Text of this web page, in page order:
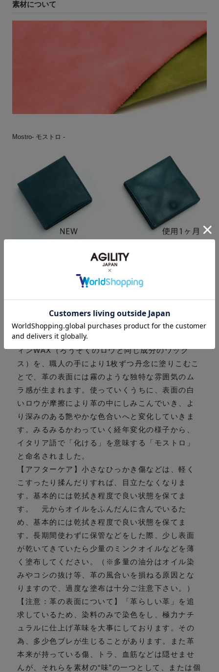
素材について
Mostro- モストロ -
【モストロ】経年変化が楽しめるパラフィンWAX
レザー。植物タンニンで鞣した牛革をベースに、
染色時に獣脂と呼ばれる動物性のオイルをたっぷ
りと染み込ませることで、時間がたってもしっと
りとした風合いをキープします。仕上げにパラフ
ィンWAX（ろうそくのロウと同じ成分のワック
ス）を、職人の手により1枚ずつ丹念に塗りこむこ
とで、革の表面には霧のような独特な雰囲気のム
ラ感が生まれます。使っていくうちに、表面の白
いロウが摩擦により革の中にしみこんでいき、よ
り深みのある艶やかな色合いへと変化していきま
す。みるみるかわっていく経年変化の様子から、
イタリア語で「化ける」を意味する「モストロ」
と命名されました。
【アフターケア】小さなひっかき傷などは、軽く
こすったり揉んだりすれば、目立たなくなりま
す。基本的には乾拭き程度で良い状態を保てま
す。 元からオイルをふんだんに含んでいるた
め、基本的には乾拭き程度で良い状態を保てま
す。長期間使わずに保管などをした際、少し表面
が乾いてきていたら少量のミンクオイルなどを薄
く塗布してください。（※多量の油分はオイル染
みやコシの抜け等、革の風合いを損ねる原因とな
りますので、過度な塗布は十分ご注意下さい。）
【注意：革の表面について】「革らしい革」を追
求しているため、染料のみで染色をし、極力ナチ
ュラルに仕上げ革味を大事にしております。その
為、多少色ブレが生じることがあります。また革
本来が持っている傷、トラ、血筋などは隠せませ
んが、それらを素材の“味”の一つとして、または個